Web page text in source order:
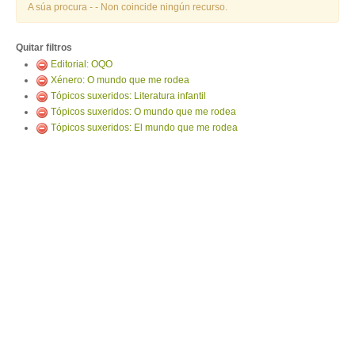
A súa procura - - Non coincide ningún recurso.
Quitar filtros
Editorial: OQO
Xénero: O mundo que me rodea
Tópicos suxeridos: Literatura infantil
Tópicos suxeridos: O mundo que me rodea
Tópicos suxeridos: El mundo que me rodea